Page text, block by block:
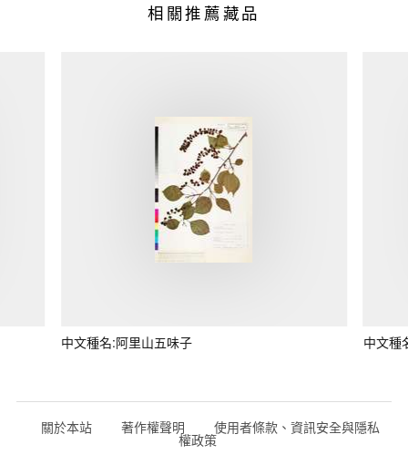
相關推薦藏品
中文種名:阿里山五味子 中文種
關於本站 著作權聲明 使用者條款、資訊安全與隱私
權政策